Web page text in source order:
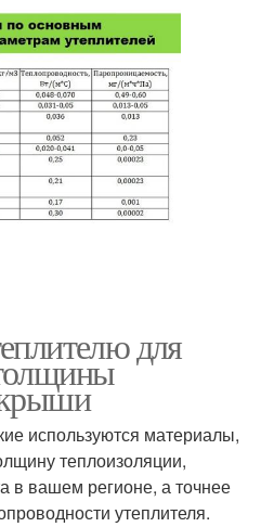
для
используются материалы,
теплоизоляции,
в вашем регионе, а точнее
утеплителя.